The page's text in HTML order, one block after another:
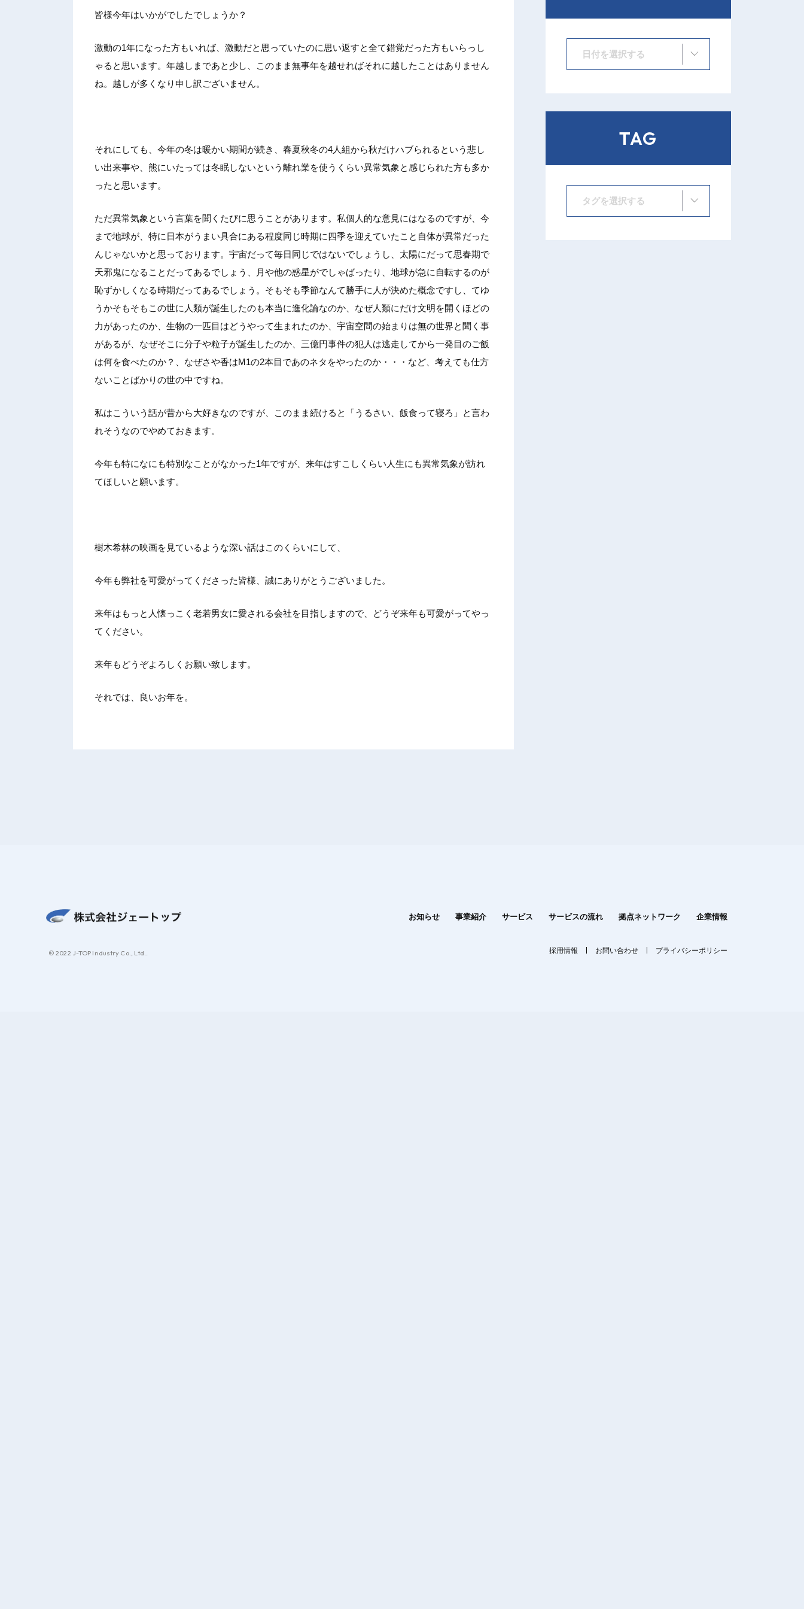
皆様今年はいかがでしたでしょうか？
激動の1年になった方もいれば、激動だと思っていたのに思い返すと全て錯覚だった方もいらっし
ゃると思います。年越しまであと少し、このまま無事年を越せればそれに越したことはありません
ね。越しが多くなり申し訳ございません。
それにしても、今年の冬は暖かい期間が続き、春夏秋冬の4人組から秋だけハブられるという悲し
い出来事や、熊にいたっては冬眠しないという離れ業を使うくらい異常気象と感じられた方も多か
ったと思います。
ただ異常気象という言葉を聞くたびに思うことがあります。私個人的な意見にはなるのですが、今
まで地球が、特に日本がうまい具合にある程度同じ時期に四季を迎えていたこと自体が異常だった
んじゃないかと思っております。宇宙だって毎日同じではないでしょうし、太陽にだって思春期で
天邪鬼になることだってあるでしょう、月や他の惑星がでしゃばったり、地球が急に自転するのが
恥ずかしくなる時期だってあるでしょう。そもそも季節なんて勝手に人が決めた概念ですし、てゆ
うかそもそもこの世に人類が誕生したのも本当に進化論なのか、なぜ人類にだけ文明を開くほどの
力があったのか、生物の一匹目はどうやって生まれたのか、宇宙空間の始まりは無の世界と聞く事
があるが、なぜそこに分子や粒子が誕生したのか、三億円事件の犯人は逃走してから一発目のご飯
は何を食べたのか？、なぜさや香はM1の2本目であのネタをやったのか・・・など、考えても仕方
ないことばかりの世の中ですね。
私はこういう話が昔から大好きなのですが、このまま続けると「うるさい、飯食って寝ろ」と言わ
れそうなのでやめておきます。
今年も特になにも特別なことがなかった1年ですが、来年はすこしくらい人生にも異常気象が訪れ
てほしいと願います。
樹木希林の映画を見ているような深い話はこのくらいにして、
今年も弊社を可愛がってくださった皆様、誠にありがとうございました。
来年はもっと人懐っこく老若男女に愛される会社を目指しますので、どうぞ来年も可愛がってやっ
てください。
来年もどうぞよろしくお願い致します。
それでは、良いお年を。
日付を選択する
TAG
タグを選択する
お知らせ 事業紹介 サービス サービスの流れ 拠点ネットワーク 企業情報
採用情報 お問い合わせ プライバシーポリシー
© 2022 J-TOP Industry Co., Ltd..